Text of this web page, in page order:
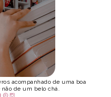
acompanhado de uma boa
de um belo chá.